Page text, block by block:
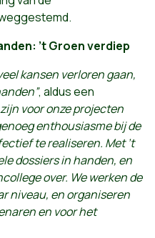
’t Groen verdiep
kansen verloren gaan,
, aldus een
zijn voor onze projecten
enthousiasme bij de
te realiseren. Met ’t
dossiers in handen, en
over. We werken de
niveau, en organiseren
en voor het